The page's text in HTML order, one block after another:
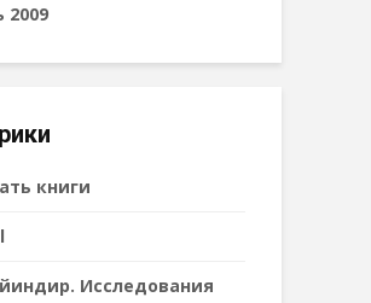
2009
книги
Исследования